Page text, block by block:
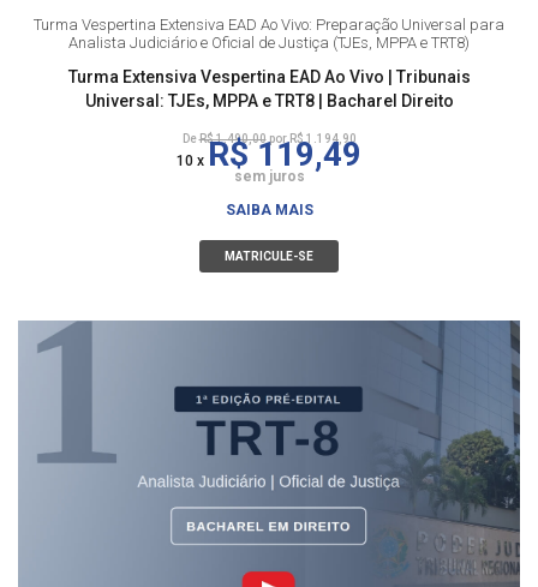
Turma Vespertina Extensiva EAD Ao Vivo: Preparação Universal para
Analista Judiciário e Oficial de Justiça (TJEs, MPPA e TRT8)
Turma Extensiva Vespertina EAD Ao Vivo | Tribunais
Universal: TJEs, MPPA e TRT8 | Bacharel Direito
DeR$ 1.490,00por R$ 1.194,90
10 x R$ 119,49
sem juros
SAIBA MAIS
MATRICULE-SE